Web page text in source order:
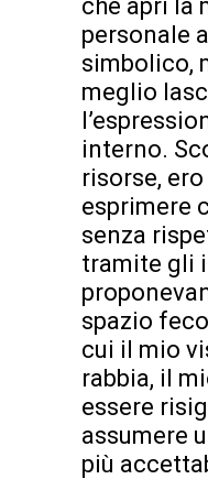
che aprì la
personale
simbolico,
meglio
interno.
risorse,
esprimere
senza
tramite gli
spazio
cui il mio
rabbia, il
essere
assumere
più